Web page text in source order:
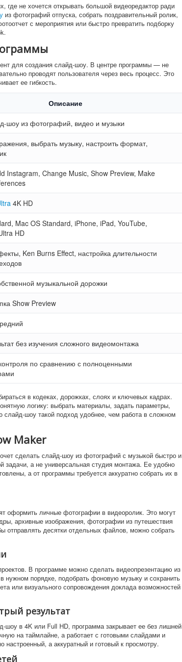
где не хочется открывать большой видеоредактор ради
из фотографий отпуска, собрать поздравительный ролик,
с мероприятия или быстро превратить подборку
для создания слайд-шоу. В центре программы — не
проводят пользователя через весь процесс. Это
ее гибкость.
Описание
шоу из фотографий, видео и музыки
выбрать музыку, настроить формат,
Instagram, Change Music, Show Preview, Make
4K HD
Mac OS Standard, iPhone, iPad, YouTube,
HD
Ken Burns Effect, настройка длительности
музыкальной дорожки
Show Preview
без изучения сложного видеомонтажа
по сравнению с полноценными
в кодеках, дорожках, слоях и ключевых кадрах.
логику: выбрать материалы, задать параметры,
слайд-шоу такой подход удобнее, чем работа в сложном
Maker
сделать слайд-шоу из фотографий с музыкой быстро и
задачи, а не универсальная студия монтажа. Ее удобно
а от программы требуется аккуратно собрать их в
оформить личные фотографии в видеоролик. Это могут
архивные изображения, фотографии из путешествия
отправлять десятки отдельных файлов, можно собрать
В программе можно сделать видеопрезентацию из
нужном порядке, подобрать фоновую музыку и сохранить
или визуального сопровождения доклада возможностей
результат
в 4K или Full HD, программа закрывает ее без лишней
на таймлайне, а работает с готовыми слайдами и
а аккуратный и готовый к просмотру.